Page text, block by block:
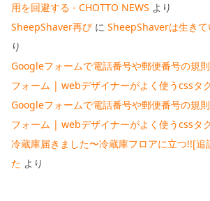
用を回避する - CHOTTO NEWS より
SheepShaver再び に SheepShaverは生き
り
Googleフォームで電話番号や郵便番号の規
フォーム | webデザイナーがよく使うcssタ
Googleフォームで電話番号や郵便番号の規
フォーム | webデザイナーがよく使うcssタ
冷蔵庫届きました〜冷蔵庫フロアに立つ!![追
た より